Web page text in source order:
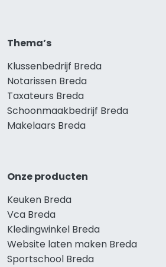
Thema’s
Klussenbedrijf Breda
Notarissen Breda
Taxateurs Breda
Schoonmaakbedrijf Breda
Makelaars Breda
Onze producten
Keuken Breda
Vca Breda
Kledingwinkel Breda
Website laten maken Breda
Sportschool Breda